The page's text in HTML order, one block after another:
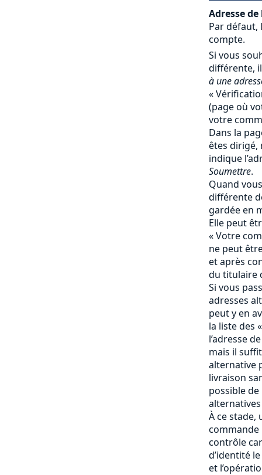
Adresse
Par défaut,
compte.
Si vous
différente,
à une
«
(page où
votre
Dans la
êtes dirigé,
indique
Soumettre.
Quand
différente
gardée en
Elle peut
« Votre
ne peut
et après
du titulaire
Si vous
adresses
peut y en
la liste des
l’adresse
mais il
alternative
livraison
possible
À ce stade,
commande
contrôle
d’identité
et